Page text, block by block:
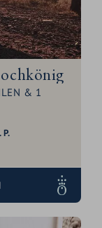
& 1
P.